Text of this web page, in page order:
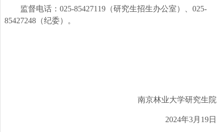
监督电话：025-85427119（研究生招生办公室）、025-
85427248（纪委）。
南京林业大学研究生院
2024年3月19日